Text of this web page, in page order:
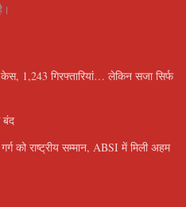
1,243 गिरफ्तारियां… लेकिन सजा सिर्फ
को राष्ट्रीय सम्मान, ABSI में मिली अहम